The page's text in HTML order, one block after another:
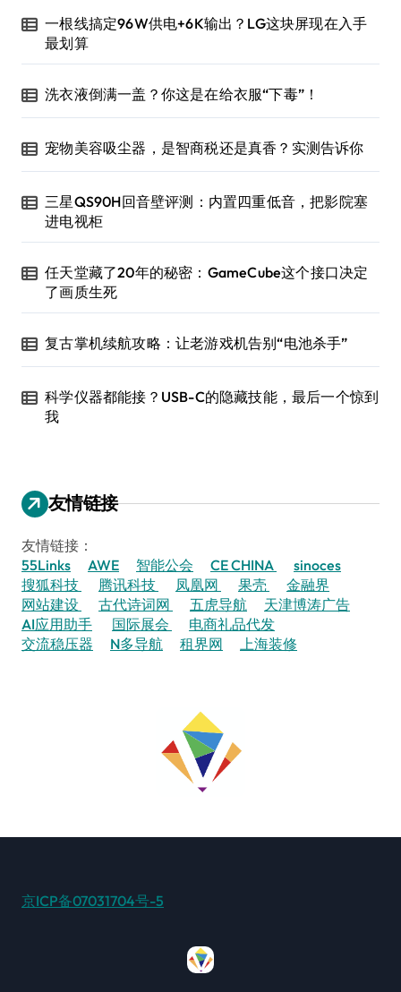
一根线搞定96W供电+6K输出？LG这块屏现在入手
最划算
洗衣液倒满一盖？你这是在给衣服“下毒”！
宠物美容吸尘器，是智商税还是真香？实测告诉你
三星QS90H回音壁评测：内置四重低音，把影院塞
进电视柜
任天堂藏了20年的秘密：GameCube这个接口决定
了画质生死
复古掌机续航攻略：让老游戏机告别“电池杀手”
科学仪器都能接？USB-C的隐藏技能，最后一个惊到
我
友情链接
友情链接：
55Links
AWE 智能公会 CE CHINA
sinoces
搜狐科技
腾讯科技 凤凰网 果壳
金融界
网站建设
古代诗词网 五虎导航
天津博涛广告
AI应用助手
国际展会
电商礼品代发
交流稳压器
N多导航 租界网 上海装修
京ICP备07031704号-5